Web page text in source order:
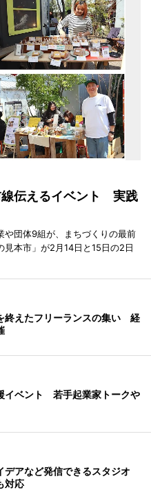
線伝えるイベント 実践
や団体9組が、まちづくりの最前
本市」が2月14日と15日の2日
終えたフリーランスの集い 経
イベント 若手起業家トークや
デアなど発信できるスタジオ
対応